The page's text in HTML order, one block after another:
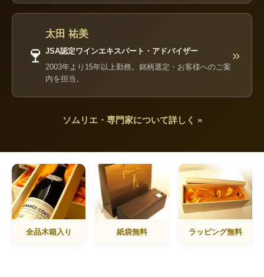
🍷
太田 祐美
JSA認定ワインエキスパート・アドバイザー
2003年より15年以上勤務。銘柄選定・お客様へのご案
内を担当。
»
ソムリエ・専門家について詳しく »
全品木箱入り 紙袋無料 ラッピング無料